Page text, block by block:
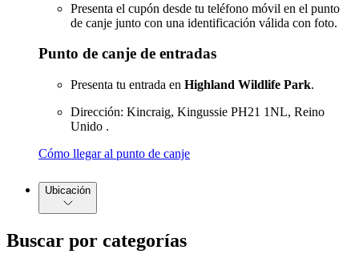
Presenta el cupón desde tu teléfono móvil en el punto
de canje junto con una identificación válida con foto.
Punto de canje de entradas
Presenta tu entrada en Highland Wildlife Park.
Dirección: Kincraig, Kingussie PH21 1NL, Reino
Unido .
Cómo llegar al punto de canje
Ubicación
Buscar por categorías